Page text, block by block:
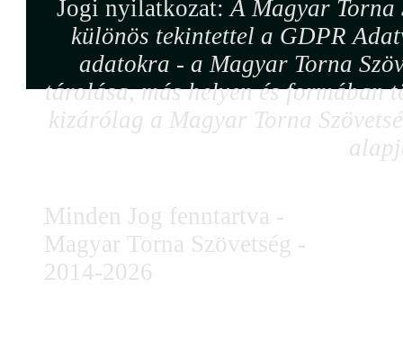
Jogi nyilatkozat:A Magyar Torna
különös tekintettel a GDPR
adatokra - a Magyar Torna
tárolása, más helyen és formában
kizárólag a Magyar Torna
Minden Jog fenntartva -
Magyar Torna Szövetség -
2014-2026